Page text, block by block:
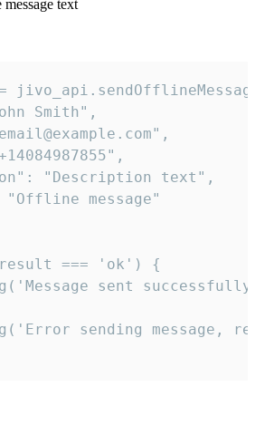
text
Smith",
"Description text",
"Offline message"
=== 'ok') {
sent
sending message,